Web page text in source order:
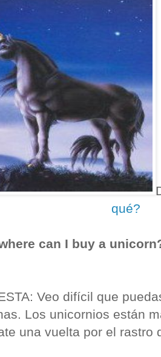
qué?
can I buy a
Veo difícil que
Los unicornios están
una vuelta por el rastro